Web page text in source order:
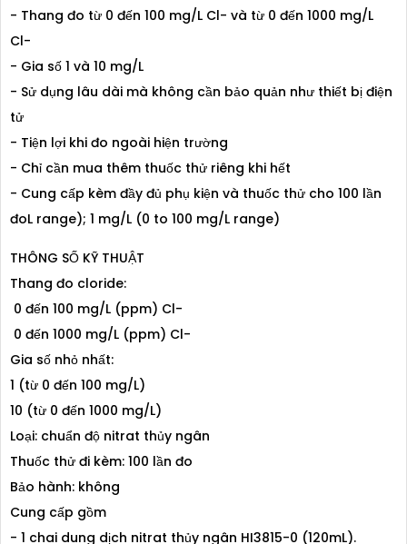
- Thang đo từ 0 đến 100 mg/L Cl- và từ 0 đến 1000 mg/L
Cl-
- Gia số 1 và 10 mg/L
- Sử dụng lâu dài mà không cần bảo quản như thiết bị điện
tử
- Tiện lợi khi đo ngoài hiện trường
- Chỉ cần mua thêm thuốc thử riêng khi hết
- Cung cấp kèm đầy đủ phụ kiện và thuốc thử cho 100 lần
đoL range); 1 mg/L (0 to 100 mg/L range)
THÔNG SỐ KỸ THUẬT
Thang đo cloride:
0 đến 100 mg/L (ppm) Cl-
0 đến 1000 mg/L (ppm) Cl-
Gia số nhỏ nhất:
1 (từ 0 đến 100 mg/L)
10 (từ 0 đến 1000 mg/L)
Loại: chuẩn độ nitrat thủy ngân
Thuốc thử đi kèm: 100 lần đo
Bảo hành: không
Cung cấp gồm
- 1 chai dung dịch nitrat thủy ngân HI3815-0 (120mL).